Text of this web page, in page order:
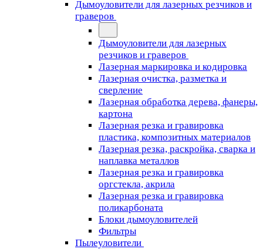
Дымоуловители для лазерных резчиков и
граверов
Дымоуловители для лазерных
резчиков и граверов
Лазерная маркировка и кодировка
Лазерная очистка, разметка и
сверление
Лазерная обработка дерева, фанеры,
картона
Лазерная резка и гравировка
пластика, композитных материалов
Лазерная резка, раскройка, сварка и
наплавка металлов
Лазерная резка и гравировка
оргстекла, акрила
Лазерная резка и гравировка
поликарбоната
Блоки дымоуловителей
Фильтры
Пылеуловители